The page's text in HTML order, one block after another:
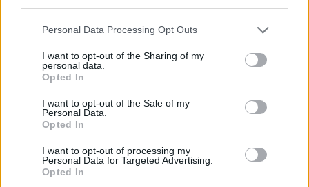
Personal Data Processing Opt Outs
I want to opt-out of the Sharing of my
personal data.
Opted In
I want to opt-out of the Sale of my
Personal Data.
Opted In
I want to opt-out of processing my
Personal Data for Targeted Advertising.
Opted In